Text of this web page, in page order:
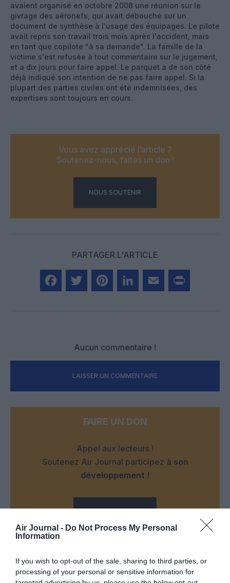
Air Journal - Do Not Process My Personal
Information
If you wish to opt-out of the sale, sharing to third parties, or
processing of your personal or sensitive information for
avaient organisé en octobre 2008 une réunion sur le
givrage des aéronefs, qui avait débouché sur un
document de synthèse à l'usage des équipages. Le pilote
avait repris son travail trois mois après l'accident, mais
en tant que copilote "à sa demande". La famille de la
victime s'est refusée à tout commentaire sur le jugement,
et a dix jours pour faire appel. Le parquet a de son côté
déjà indiqué son intention de ne pas faire appel. Si la
plupart des parties civiles ont été indemnisées, des
expertises sont toujours en cours.
Vous avez apprécié l’article ?
Soutenez-nous, faites un don !
NOUS SOUTENIR
PARTAGER L'ARTICLE
Aucun commentaire !
LAISSER UN COMMENTAIRE
FAIRE UN DON
Appel aux lecteurs !
Soutenez Air Journal participez à son
développement !